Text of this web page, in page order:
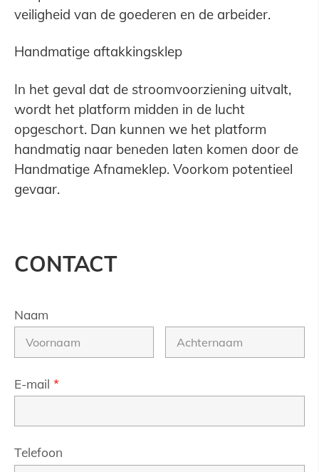
veiligheid van de goederen en de arbeider.
Handmatige aftakkingsklep
In het geval dat de stroomvoorziening uitvalt,
wordt het platform midden in de lucht
opgeschort. Dan kunnen we het platform
handmatig naar beneden laten komen door de
Handmatige Afnameklep. Voorkom potentieel
gevaar.
CONTACT
Naam
E-mail *
Telefoon